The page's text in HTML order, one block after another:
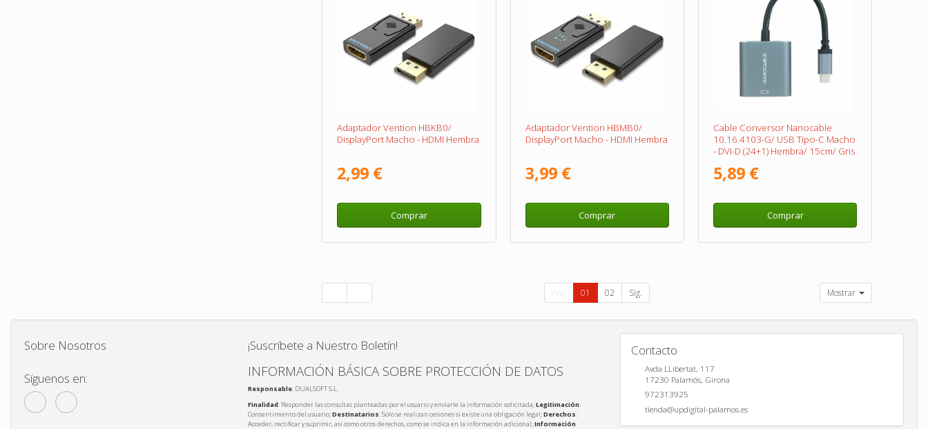
Adaptador Vention HBKB0/
DisplayPort Macho - HDMI Hembra
2,99 €
Comprar
Adaptador Vention HBMB0/
DisplayPort Macho - HDMI Hembra
3,99 €
Comprar
Cable Conversor Nanocable
10.16.4103-G/ USB Tipo-C Macho
- DVI-D (24+1) Hembra/ 15cm/ Gris
5,89 €
Comprar
Ant. 01 02 Sig. Mostrar
Sobre Nosotros
Síguenos en:
¡Suscríbete a Nuestro Boletín!
INFORMACIÓN BÁSICA SOBRE PROTECCIÓN DE DATOS
Responsable: DUALSOFT S.L.
Finalidad: Responder las consultas planteadas por el usuario y enviarle la información solicitada;Legitimación:
Consentimiento del usuario;Destinatarios: Solo se realizan cesiones si existe una obligación legal;Derechos:
Acceder, rectificar y suprimir, así como otros derechos, como se indica en la información adicional;Información
Contacto
Avda LLibertat, 117
17230 Palamós, Girona
972313925
tienda@updigital-palamos.es